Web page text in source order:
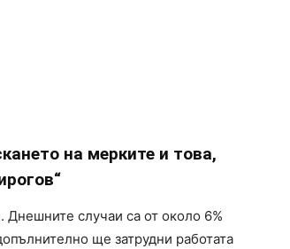
на мерките и това,
Днешните случаи са от около 6%
ще затрудни работата